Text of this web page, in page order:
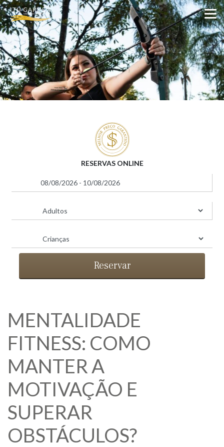
RESERVAS ONLINE
Reservar
MENTALIDADE
FITNESS: COMO
MANTER A
MOTIVAÇÃO E
SUPERAR
OBSTÁCULOS?